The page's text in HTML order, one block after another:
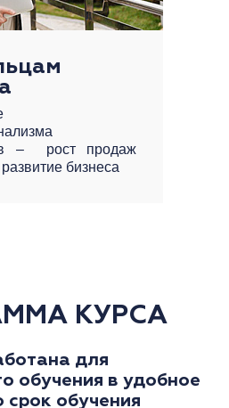
– рост продаж
бизнеса
КУРСА
для
обучения в удобное
срок обучения